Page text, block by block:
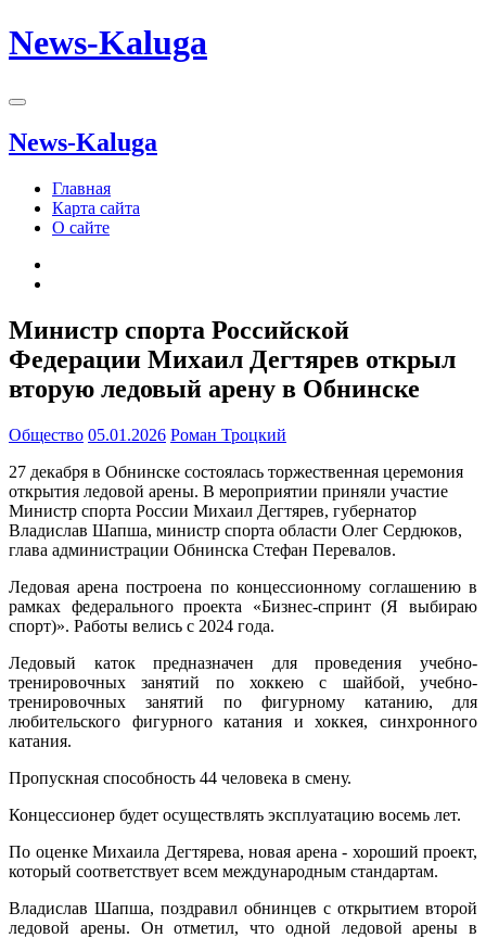
News-Kaluga
News-Kaluga
Главная
Карта сайта
О сайте
Министр спорта Российской
Федерации Михаил Дегтярев открыл
вторую ледовый арену в Обнинске
Общество 05.01.2026 Роман Троцкий
27 декабря в Обнинске состоялась торжественная церемония
открытия ледовой арены. В мероприятии приняли участие
Министр спорта России Михаил Дегтярев, губернатор
Владислав Шапша, министр спорта области Олег Сердюков,
глава администрации Обнинска Стефан Перевалов.
Ледовая арена построена по концессионному соглашению в
рамках федерального проекта «Бизнес-спринт (Я выбираю
спорт)». Работы велись с 2024 года.
Ледовый каток предназначен для проведения учебно-
тренировочных занятий по хоккею с шайбой, учебно-
тренировочных занятий по фигурному катанию, для
любительского фигурного катания и хоккея, синхронного
катания.
Пропускная способность 44 человека в смену.
Концессионер будет осуществлять эксплуатацию восемь лет.
По оценке Михаила Дегтярева, новая арена - хороший проект,
который соответствует всем международным стандартам.
Владислав Шапша, поздравил обнинцев с открытием второй
ледовой арены. Он отметил, что одной ледовой арены в